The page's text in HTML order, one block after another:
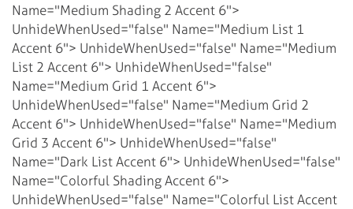
Name="Medium Shading 2 Accent 6">
UnhideWhenUsed="false" Name="Medium List 1
Accent 6"> UnhideWhenUsed="false" Name="Medium
List 2 Accent 6"> UnhideWhenUsed="false"
Name="Medium Grid 1 Accent 6">
UnhideWhenUsed="false" Name="Medium Grid 2
Accent 6"> UnhideWhenUsed="false" Name="Medium
Grid 3 Accent 6"> UnhideWhenUsed="false"
Name="Dark List Accent 6"> UnhideWhenUsed="false"
Name="Colorful Shading Accent 6">
UnhideWhenUsed="false" Name="Colorful List Accent